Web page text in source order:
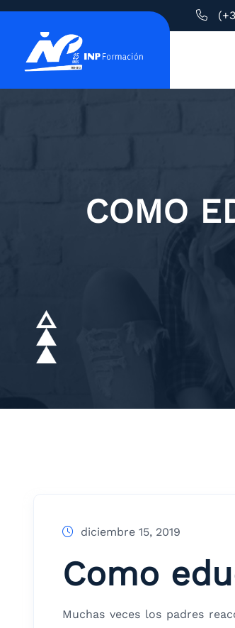
COMO
diciembre 15, 2019
Como
Muchas veces los padres